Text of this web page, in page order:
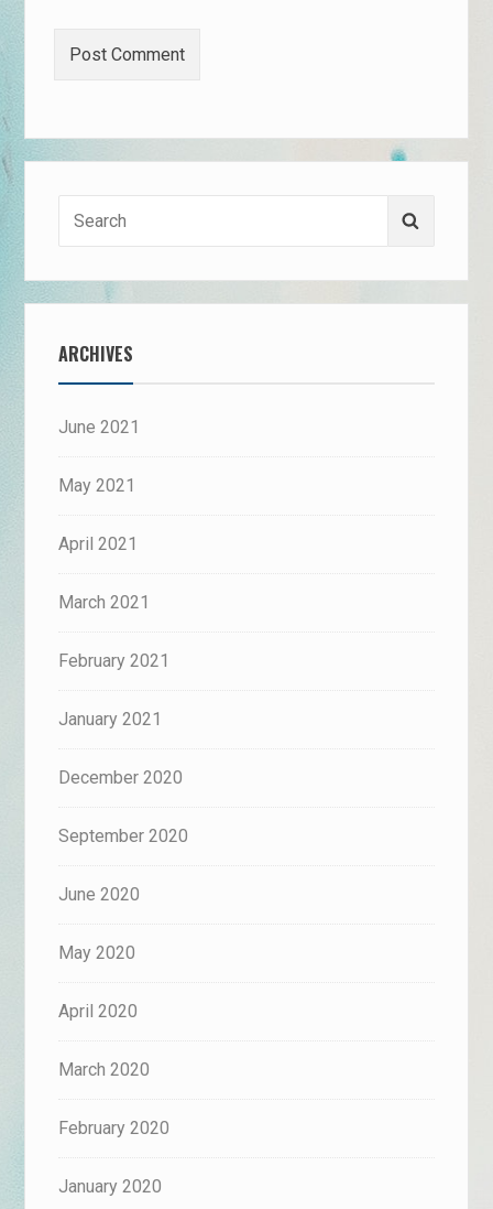
ARCHIVES
June 2021
May 2021
April 2021
March 2021
February 2021
January 2021
December 2020
September 2020
June 2020
May 2020
April 2020
March 2020
February 2020
January 2020